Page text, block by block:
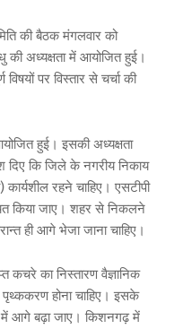
की बैठक मंगलवार को
अध्यक्षता में आयोजित हुई।
पर विस्तार से चर्चा की
हुई। इसकी अध्यक्षता
दिए कि जिले के नगरीय निकाय
कार्यशील रहने चाहिए। एसटीपी
किया जाए। शहर से निकलने
ही आगे भेजा जाना चाहिए।
कचरे का निस्तारण वैज्ञानिक
होना चाहिए। इसके
में आगे बढ़ा जाए। किशनगढ़ में